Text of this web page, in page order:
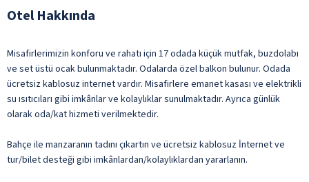
Otel Hakkında
Misafirlerimizin konforu ve rahatı için 17 odada küçük mutfak, buzdolabı
ve set üstü ocak bulunmaktadır. Odalarda özel balkon bulunur. Odada
ücretsiz kablosuz internet vardır. Misafirlere emanet kasası ve elektrikli
su ısıtıcıları gibi imkânlar ve kolaylıklar sunulmaktadır. Ayrıca günlük
olarak oda/kat hizmeti verilmektedir.
Bahçe ile manzaranın tadını çıkartın ve ücretsiz kablosuz İnternet ve
tur/bilet desteği gibi imkânlardan/kolaylıklardan yararlanın.